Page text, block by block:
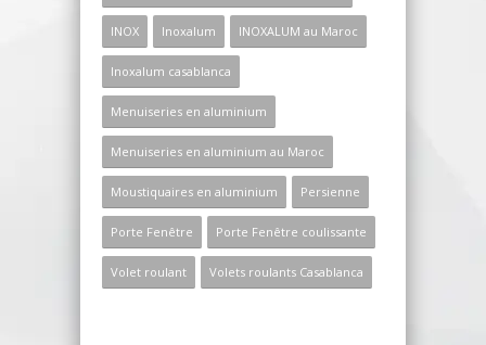
INOX Inoxalum INOXALUM au Maroc
Inoxalum casablanca
Menuiseries en aluminium
Menuiseries en aluminium au Maroc
Moustiquaires en aluminium Persienne
Porte Fenêtre Porte Fenêtre coulissante
Volet roulant Volets roulants Casablanca